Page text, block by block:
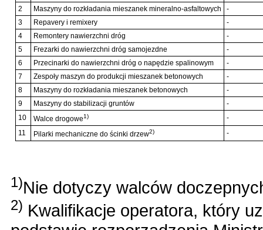
2 Maszyny do rozkładania mieszanek mineralno-asfaltowych
-
3
Repavery i remixery
-
4
Remontery nawierzchni dróg
-
5
Frezarki do nawierzchni dróg samojezdne
-
6
Przecinarki do nawierzchni dróg o napędzie spalinowym
-
7
Zespoły maszyn do produkcji mieszanek betonowych
-
8
Maszyny do rozkładania mieszanek betonowych
-
9
Maszyny do stabilizacji gruntów
-
10
Walce drogowe1)
-
11
Pilarki mechaniczne do ścinki drzew2) -
1)Nie dotyczy walców
2) Kwalifikacje operatora, który